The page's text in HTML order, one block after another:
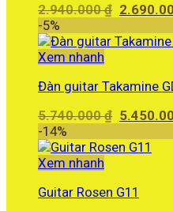
2.940.000₫ Giá
là:
-5%
Xem nhanh
Đàn guitar Takamine
5.740.000₫ Giá
là:
-14%
Xem nhanh
Guitar Rosen G11